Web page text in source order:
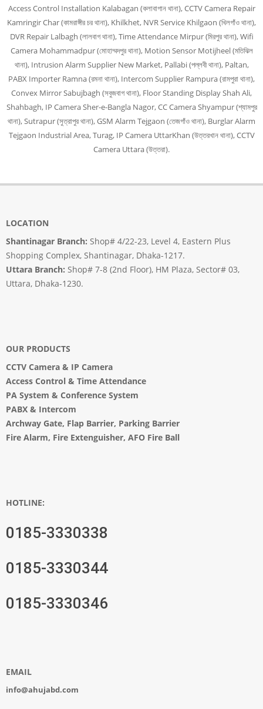
Access Control Installation Kalabagan (কলাবাগান থানা), CCTV Camera Repair
Kamringir Char (কামরাঙ্গীর চর থানা), Khilkhet, NVR Service Khilgaon (খিলগাঁও থানা),
DVR Repair Lalbagh (লালবাগ থানা), Time Attendance Mirpur (মিরপুর থানা), Wifi
Camera Mohammadpur (মোহাম্মদপুর থানা), Motion Sensor Motijheel (মতিঝিল
থানা), Intrusion Alarm Supplier New Market, Pallabi (পল্লবী থানা), Paltan,
PABX Importer Ramna (রমনা থানা), Intercom Supplier Rampura (রামপুরা থানা),
Convex Mirror Sabujbagh (সবুজবাগ থানা), Floor Standing Display Shah Ali,
Shahbagh, IP Camera Sher-e-Bangla Nagor, CC Camera Shyampur (শ্যামপুর
থানা), Sutrapur (সুত্রাপুর থানা), GSM Alarm Tejgaon (তেজগাঁও থানা), Burglar Alarm
Tejgaon Industrial Area, Turag, IP Camera UttarKhan (উত্তরখান থানা), CCTV
Camera Uttara (উত্তরা).
LOCATION
Shantinagar Branch: Shop# 4/22-23, Level 4, Eastern Plus
Shopping Complex, Shantinagar, Dhaka-1217.
Uttara Branch: Shop# 7-8 (2nd Floor), HM Plaza, Sector# 03,
Uttara, Dhaka-1230.
OUR PRODUCTS
CCTV Camera & IP Camera
Access Control & Time Attendance
PA System & Conference System
PABX & Intercom
Archway Gate, Flap Barrier, Parking Barrier
Fire Alarm, Fire Extenguisher, AFO Fire Ball
HOTLINE:
0185-3330338
0185-3330344
0185-3330346
EMAIL
info@ahujabd.com